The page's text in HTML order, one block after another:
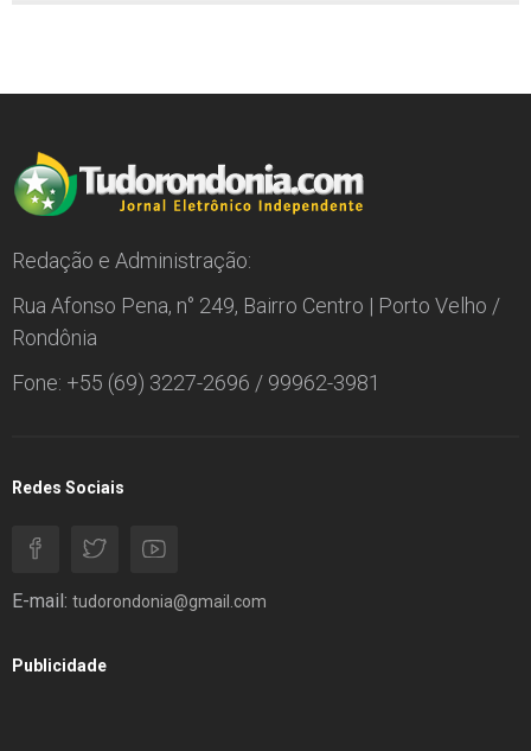
Redação e Administração:
Rua Afonso Pena, n° 249, Bairro Centro | Porto Velho /
Rondônia
Fone: +55 (69) 3227-2696 / 99962-3981
Redes Sociais
E-mail: tudorondonia@gmail.com
Publicidade